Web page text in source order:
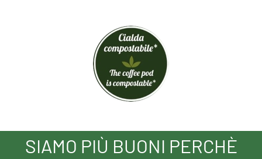
SIAMO PIÙ BUONI PERCHÈ